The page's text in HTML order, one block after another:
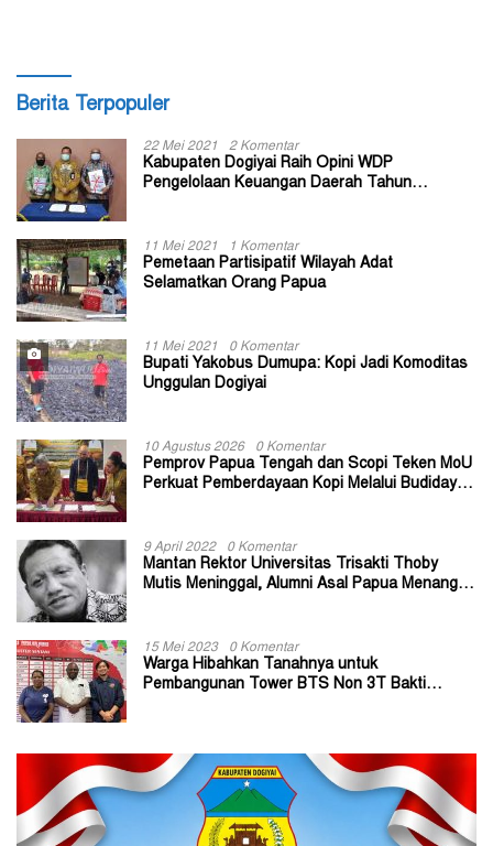
Berita Terpopuler
22 Mei 2021 2 Komentar
Kabupaten Dogiyai Raih Opini WDP
Pengelolaan Keuangan Daerah Tahun
11 Mei 2021 1 Komentar
Pemetaan Partisipatif Wilayah Adat
Selamatkan Orang Papua
11 Mei 2021 0 Komentar
Bupati Yakobus Dumupa: Kopi Jadi Komoditas
Unggulan Dogiyai
10 Agustus 2026 0 Komentar
Pemprov Papua Tengah dan Scopi Teken MoU
Perkuat Pemberdayaan Kopi Melalui Budidaya
9 April 2022 0 Komentar
Mantan Rektor Universitas Trisakti Thoby
Mutis Meninggal, Alumni Asal Papua Menangis:
15 Mei 2023 0 Komentar
Warga Hibahkan Tanahnya untuk
Pembangunan Tower BTS Non 3T Bakti